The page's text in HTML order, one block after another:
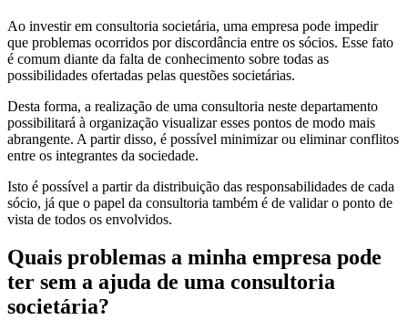
Ao investir em consultoria societária, uma empresa pode impedir
que problemas ocorridos por discordância entre os sócios. Esse fato
é comum diante da falta de conhecimento sobre todas as
possibilidades ofertadas pelas questões societárias.
Desta forma, a realização de uma consultoria neste departamento
possibilitará à organização visualizar esses pontos de modo mais
abrangente. A partir disso, é possível minimizar ou eliminar conflitos
entre os integrantes da sociedade.
Isto é possível a partir da distribuição das responsabilidades de cada
sócio, já que o papel da consultoria também é de validar o ponto de
vista de todos os envolvidos.
Quais problemas a minha empresa pode
ter sem a ajuda de uma consultoria
societária?